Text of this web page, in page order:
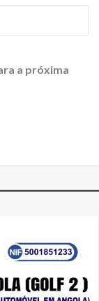
a próxima